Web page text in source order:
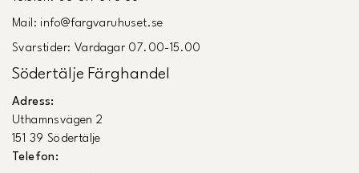
Mail: info@fargvaruhuset.se
Svarstider: Vardagar 07.00-15.00
Södertälje Färghandel
Adress:
Uthamnsvägen 2
151 39 Södertälje
Telefon: